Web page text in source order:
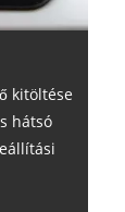
kitöltése
hátsó